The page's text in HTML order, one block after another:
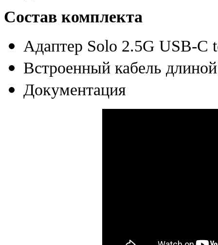
Состав комплекта
Адаптер Solo 2.5G USB-C
Встроенный кабель
Документация